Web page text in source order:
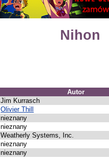
Nihon
Autor
Jim Kurrasch
Olivier Thill
nieznany
nieznany
Weatherly Systems, Inc.
nieznany
nieznany